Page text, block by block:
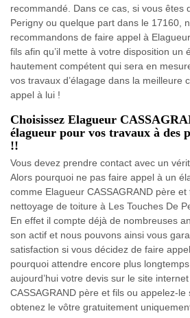
recommandé. Dans ce cas, si vous êtes
Perigny ou quelque part dans le 17160,
recommandons de faire appel à
fils afin qu’il mette à votre disposition un
hautement compétent qui sera en
vos travaux d’élagage dans la meilleure
appel à lui !
Choisissez Elagueur
élagueur pour vos travaux à des
!!
Vous devez prendre contact avec un
Alors pourquoi ne pas faire appel à un
comme Elagueur CASSAGRAND père
nettoyage de toiture à Les Touches De
En effet il compte déjà de nombreuses
son actif et nous pouvons ainsi vous
satisfaction si vous décidez de faire
pourquoi attendre encore plus
aujourd’hui votre devis sur le site
CASSAGRAND père et fils ou appelez-
obtenez le vôtre gratuitement